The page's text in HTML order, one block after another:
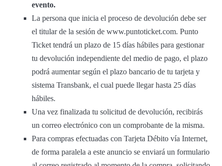
evento.
La persona que inicia el proceso de devolución debe ser
el titular de la sesión de www.puntoticket.com. Punto
Ticket tendrá un plazo de 15 días hábiles para gestionar
tu devolución independiente del medio de pago, el plazo
podrá aumentar según el plazo bancario de tu tarjeta y
sistema Transbank, el cual puede llegar hasta 25 días
hábiles.
Una vez finalizada tu solicitud de devolución, recibirás
un correo electrónico con un comprobante de la misma.
Para compras efectuadas con Tarjeta Débito vía Internet,
de forma paralela a este anuncio se enviará un formulario